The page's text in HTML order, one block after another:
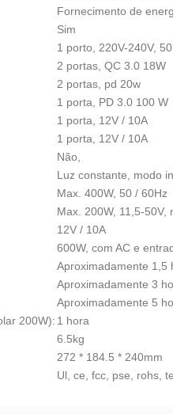
Fornecimento de
Sim
1 porto, 220V-240V,
2 portas, QC 3.0 18W
2 portas, pd 20w
1 porta, PD 3.0 100 W
1 porta, 12V / 10A
1 porta, 12V / 10A
Não,
Luz constante, modo
Max. 400W, 50 / 60Hz
Max. 200W, 11,5-50V,
12V / 10A
600W, com AC e
Aproximadamente 1,5
Aproximadamente 3
Aproximadamente 5
200W): 1 hora
6.5kg
272 * 184.5 * 240mm
Ul, ce, fcc, pse, rohs,